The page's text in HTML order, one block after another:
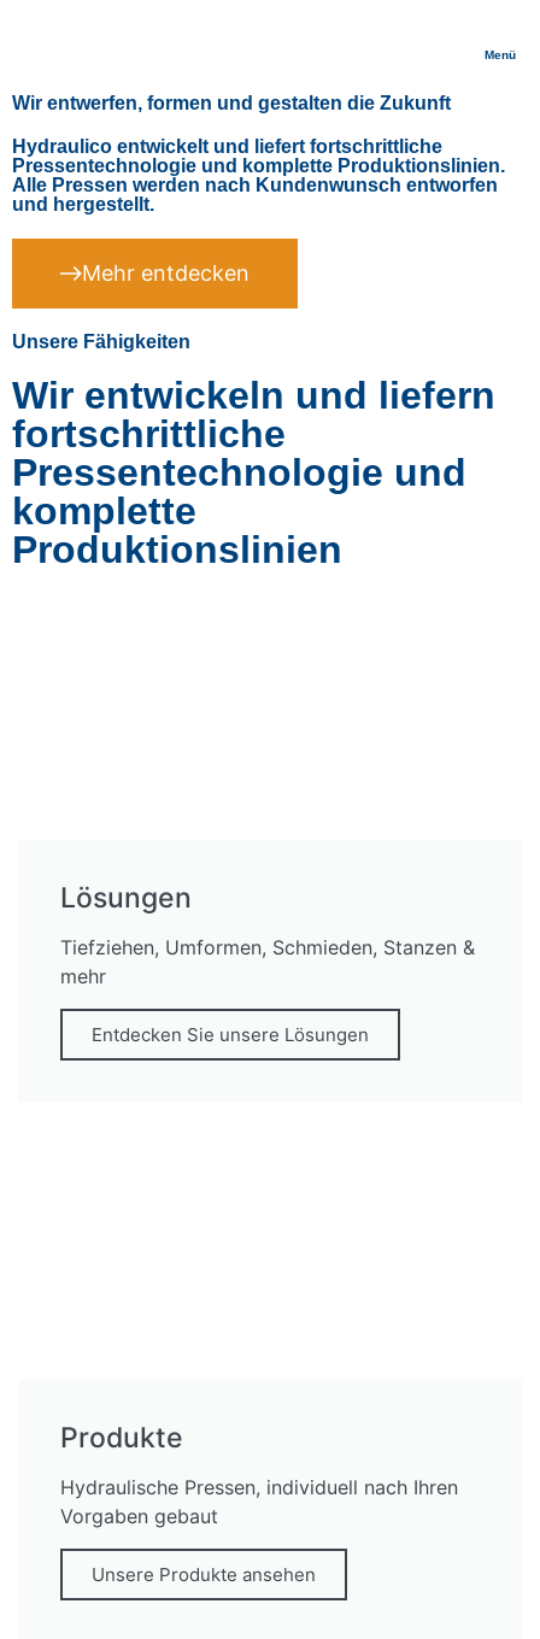
Menü
Wir entwerfen, formen und gestalten die Zukunft
Hydraulico entwickelt und liefert fortschrittliche
Pressentechnologie und komplette Produktionslinien.
Alle Pressen werden nach Kundenwunsch entworfen
und hergestellt.
Mehr entdecken
Unsere Fähigkeiten
Wir entwickeln und liefern
fortschrittliche
Pressentechnologie und
komplette
Produktionslinien
Lösungen
Tiefziehen, Umformen, Schmieden, Stanzen &
mehr
Entdecken Sie unsere Lösungen
Produkte
Hydraulische Pressen, individuell nach Ihren
Vorgaben gebaut
Unsere Produkte ansehen